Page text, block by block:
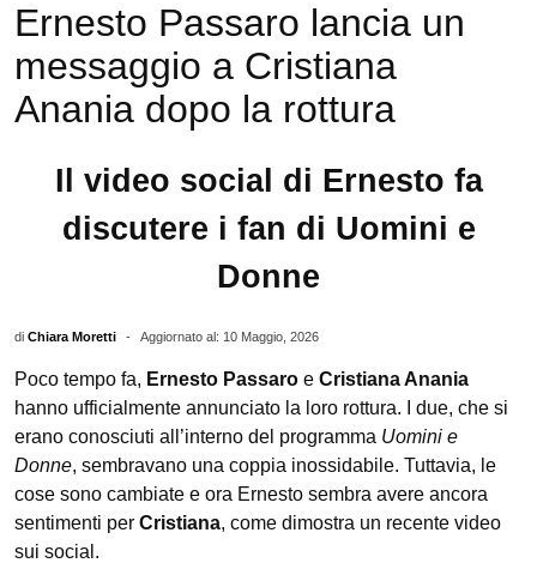
Ernesto Passaro lancia un
messaggio a Cristiana
Anania dopo la rottura
Il video social di Ernesto fa
discutere i fan di Uomini e
Donne
di Chiara Moretti - Aggiornato al: 10 Maggio, 2026
Poco tempo fa, Ernesto Passaro e Cristiana Anania
hanno ufficialmente annunciato la loro rottura. I due, che si
erano conosciuti all’interno del programma Uomini e
Donne, sembravano una coppia inossidabile. Tuttavia, le
cose sono cambiate e ora Ernesto sembra avere ancora
sentimenti per Cristiana, come dimostra un recente video
sui social.